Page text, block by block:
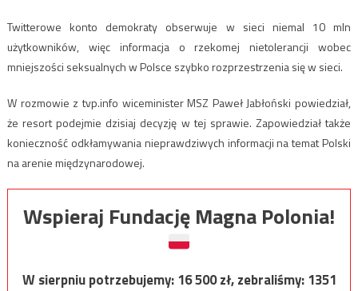
Twitterowe konto demokraty obserwuje w sieci niemal 10 mln
użytkowników, więc informacja o rzekomej nietolerancji wobec
mniejszości seksualnych w Polsce szybko rozprzestrzenia się w sieci.
W rozmowie z tvp.info wiceminister MSZ Paweł Jabłoński powiedział,
że resort podejmie dzisiaj decyzję w tej sprawie. Zapowiedział także
konieczność odkłamywania nieprawdziwych informacji na temat Polski
na arenie międzynarodowej.
Wspieraj Fundację Magna Polonia!
W sierpniu potrzebujemy:16 500zł, zebraliśmy:1351